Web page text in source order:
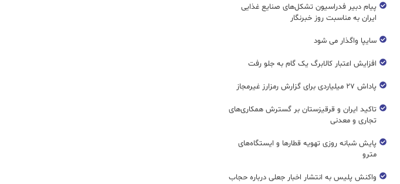
پیام دبیر فدراسیون تشکل‌های صنایع غذایی
ایران به مناسبت روز خبرنگار
سایپا واگذار می شود
افزایش اعتبار کالابرگ یک گام به جلو رفت
پاداش ۲۷ میلیاردی برای گزارش رمزارز غیرمجاز
تاکید ایران و قرقیزستان بر گسترش همکاری‌های
تجاری و معدنی
پایش شبانه روزی تهویه قطار‌ها و ایستگاه‌های
مترو
واکنش پلیس به انتشار اخبار جعلی درباره حجاب